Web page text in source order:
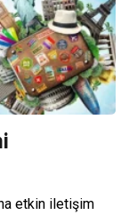
etkin iletişim